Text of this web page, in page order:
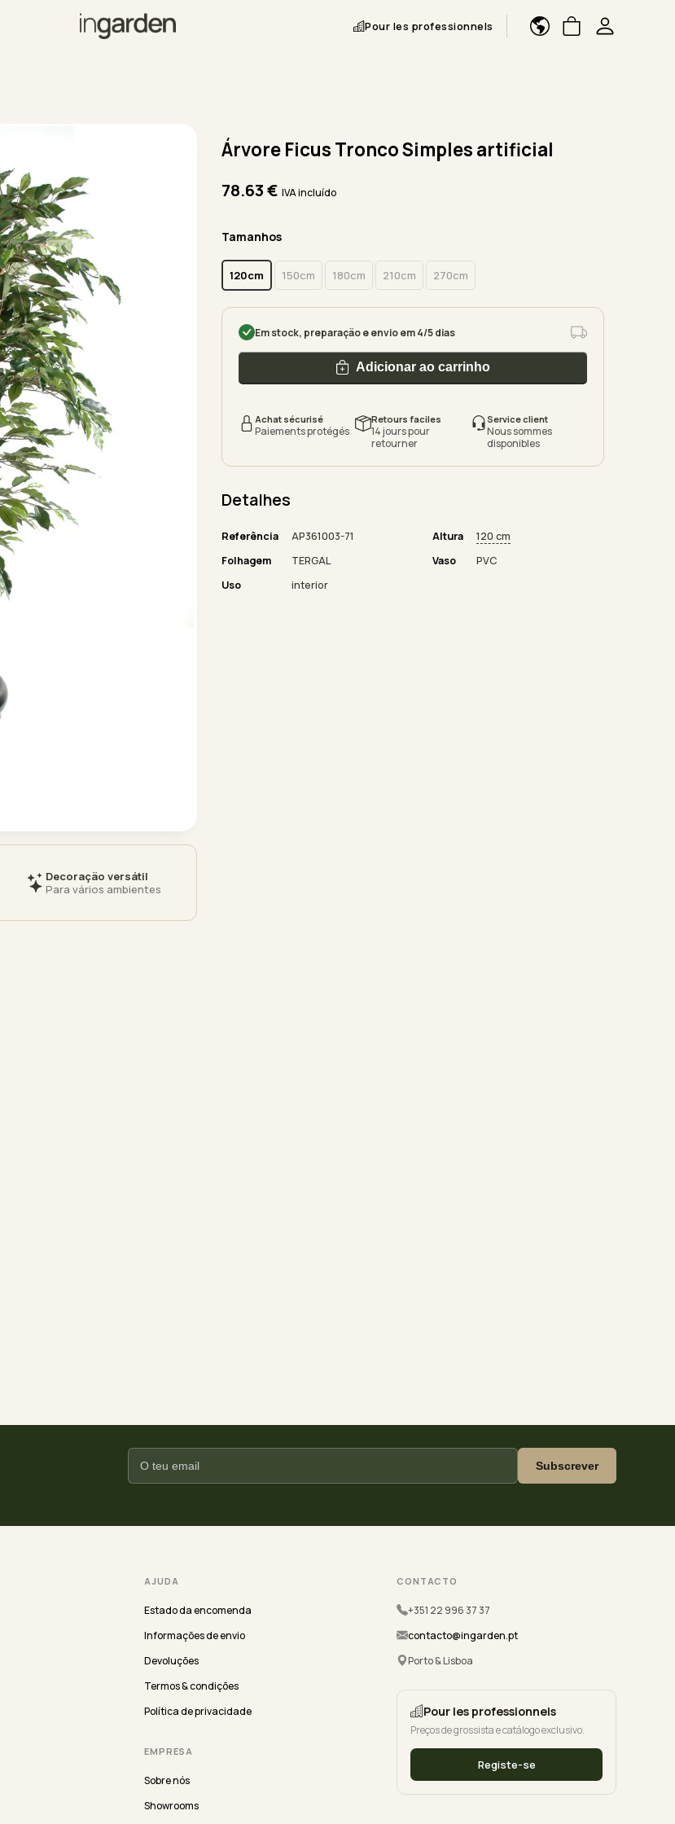
Pour les professionnels
Decoração versátil
Para vários ambientes
Árvore Ficus Tronco Simples artificial
78.63€ IVA incluído
Tamanhos
120cm 150cm 180cm 210cm 270cm
Em stock, preparação e envio em 4/5 dias
Adicionar ao carrinho
Achat sécurisé
Paiements protégés
Retours faciles
14 jours pour
retourner
Service client
Nous sommes
disponibles
Detalhes
Referência AP361003-71 Altura
120 cm
Folhagem
TERGAL Vaso
PVC
Uso
interior
Subscrever
AJUDA
Estado da encomenda
Informações de envio
Devoluções
Termos & condições
Política de privacidade
EMPRESA
Sobre nós
Showrooms
CONTACTO
+351 22 996 37 37
contacto@ingarden.pt
Porto & Lisboa
Pour les professionnels
Preços de grossista e catálogo exclusivo.
Registe-se